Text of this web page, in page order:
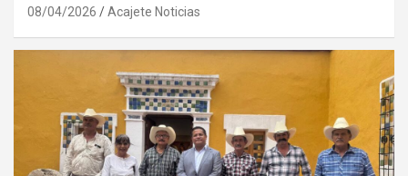
08/04/2026 Acajete Noticias